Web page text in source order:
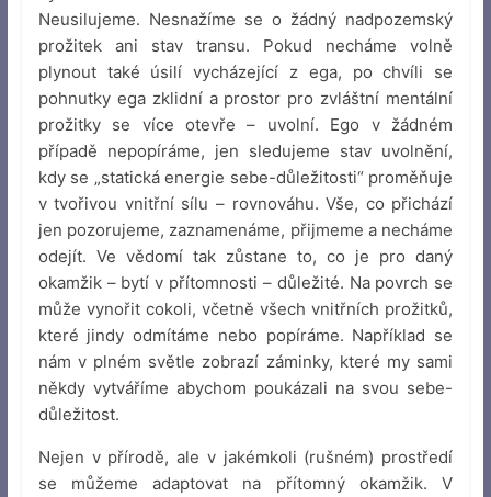
Neusilujeme. Nesnažíme se o žádný nadpozemský
prožitek ani stav transu. Pokud necháme volně
plynout také úsilí vycházející z ega, po chvíli se
pohnutky ega zklidní a prostor pro zvláštní mentální
prožitky se více otevře – uvolní. Ego v žádném
případě nepopíráme, jen sledujeme stav uvolnění,
kdy se „statická energie sebe-důležitosti“ proměňuje
v tvořivou vnitřní sílu – rovnováhu. Vše, co přichází
jen pozorujeme, zaznamenáme, přijmeme a necháme
odejít. Ve vědomí tak zůstane to, co je pro daný
okamžik – bytí v přítomnosti – důležité. Na povrch se
může vynořit cokoli, včetně všech vnitřních prožitků,
které jindy odmítáme nebo popíráme. Například se
nám v plném světle zobrazí záminky, které my sami
někdy vytváříme abychom poukázali na svou sebe-
důležitost.
Nejen v přírodě, ale v jakémkoli (rušném) prostředí
se můžeme adaptovat na přítomný okamžik. V